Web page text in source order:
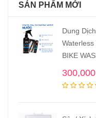
SẢN PHẨM MỚI
Dung
Waterless
BIKE
300,000